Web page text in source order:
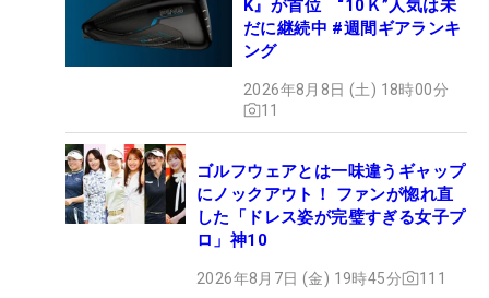
K』が首位 “10Ｋ”人気は未
だに継続中 #週間ギアランキ
ング
2026年8月8日 (土) 18時00分
11
ゴルフウェアとは一味違うギャップ
にノックアウト！ ファンが惚れ直
した「ドレス姿が完璧すぎる女子プ
ロ」神10
2026年8月7日 (金) 19時45分 111